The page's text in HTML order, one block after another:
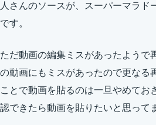
人さんのソースが、スーパーマラド
です。
ただ動画の編集ミスがあったようで
の動画にもミスがあったので更なる
ことで動画を貼るのは一旦やめてお
認できたら動画を貼りたいと思って